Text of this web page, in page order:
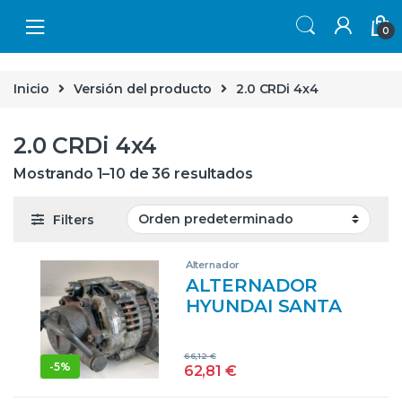
0
Inicio Versión del producto 2.0 CRDi 4x4
2.0 CRDi 4x4
Mostrando 1–10 de 36 resultados
Filters
-5%
Alternador
ALTERNADOR
HYUNDAI SANTA
– #PROV#
62,81 €
66,12€